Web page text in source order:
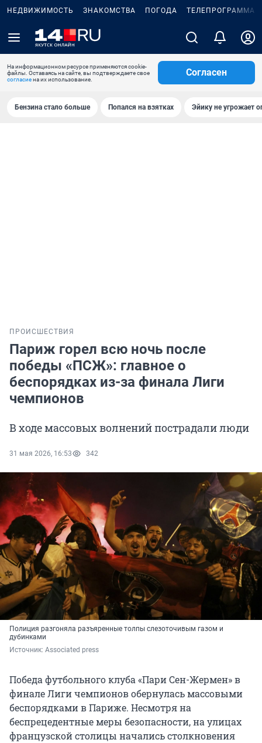
НЕДВИЖИМОСТЬ ЗНАКОМСТВА ПОГОДА ТЕЛЕПРОГРАММА
На информационном ресурсе применяются cookie-
файлы. Оставаясь на сайте, вы подтверждаете свое
согласиена их использование.
Согласен
Бензина стало больше Попался на взятках Эйику не угрожает
ПРОИСШЕСТВИЯ
Париж горел всю ночь после
победы «ПСЖ»: главное о
беспорядках из-за финала Лиги
чемпионов
В ходе массовых волнений пострадали люди
31 мая 2026, 16:53 342
Полиция разгоняла разъяренные толпы слезоточивым газом и
дубинками
Источник: Associated press
Победа футбольного клуба «Пари Сен-Жермен» в
финале Лиги чемпионов обернулась массовыми
беспорядками в Париже. Несмотря на
беспрецедентные меры безопасности, на улицах
французской столицы начались столкновения